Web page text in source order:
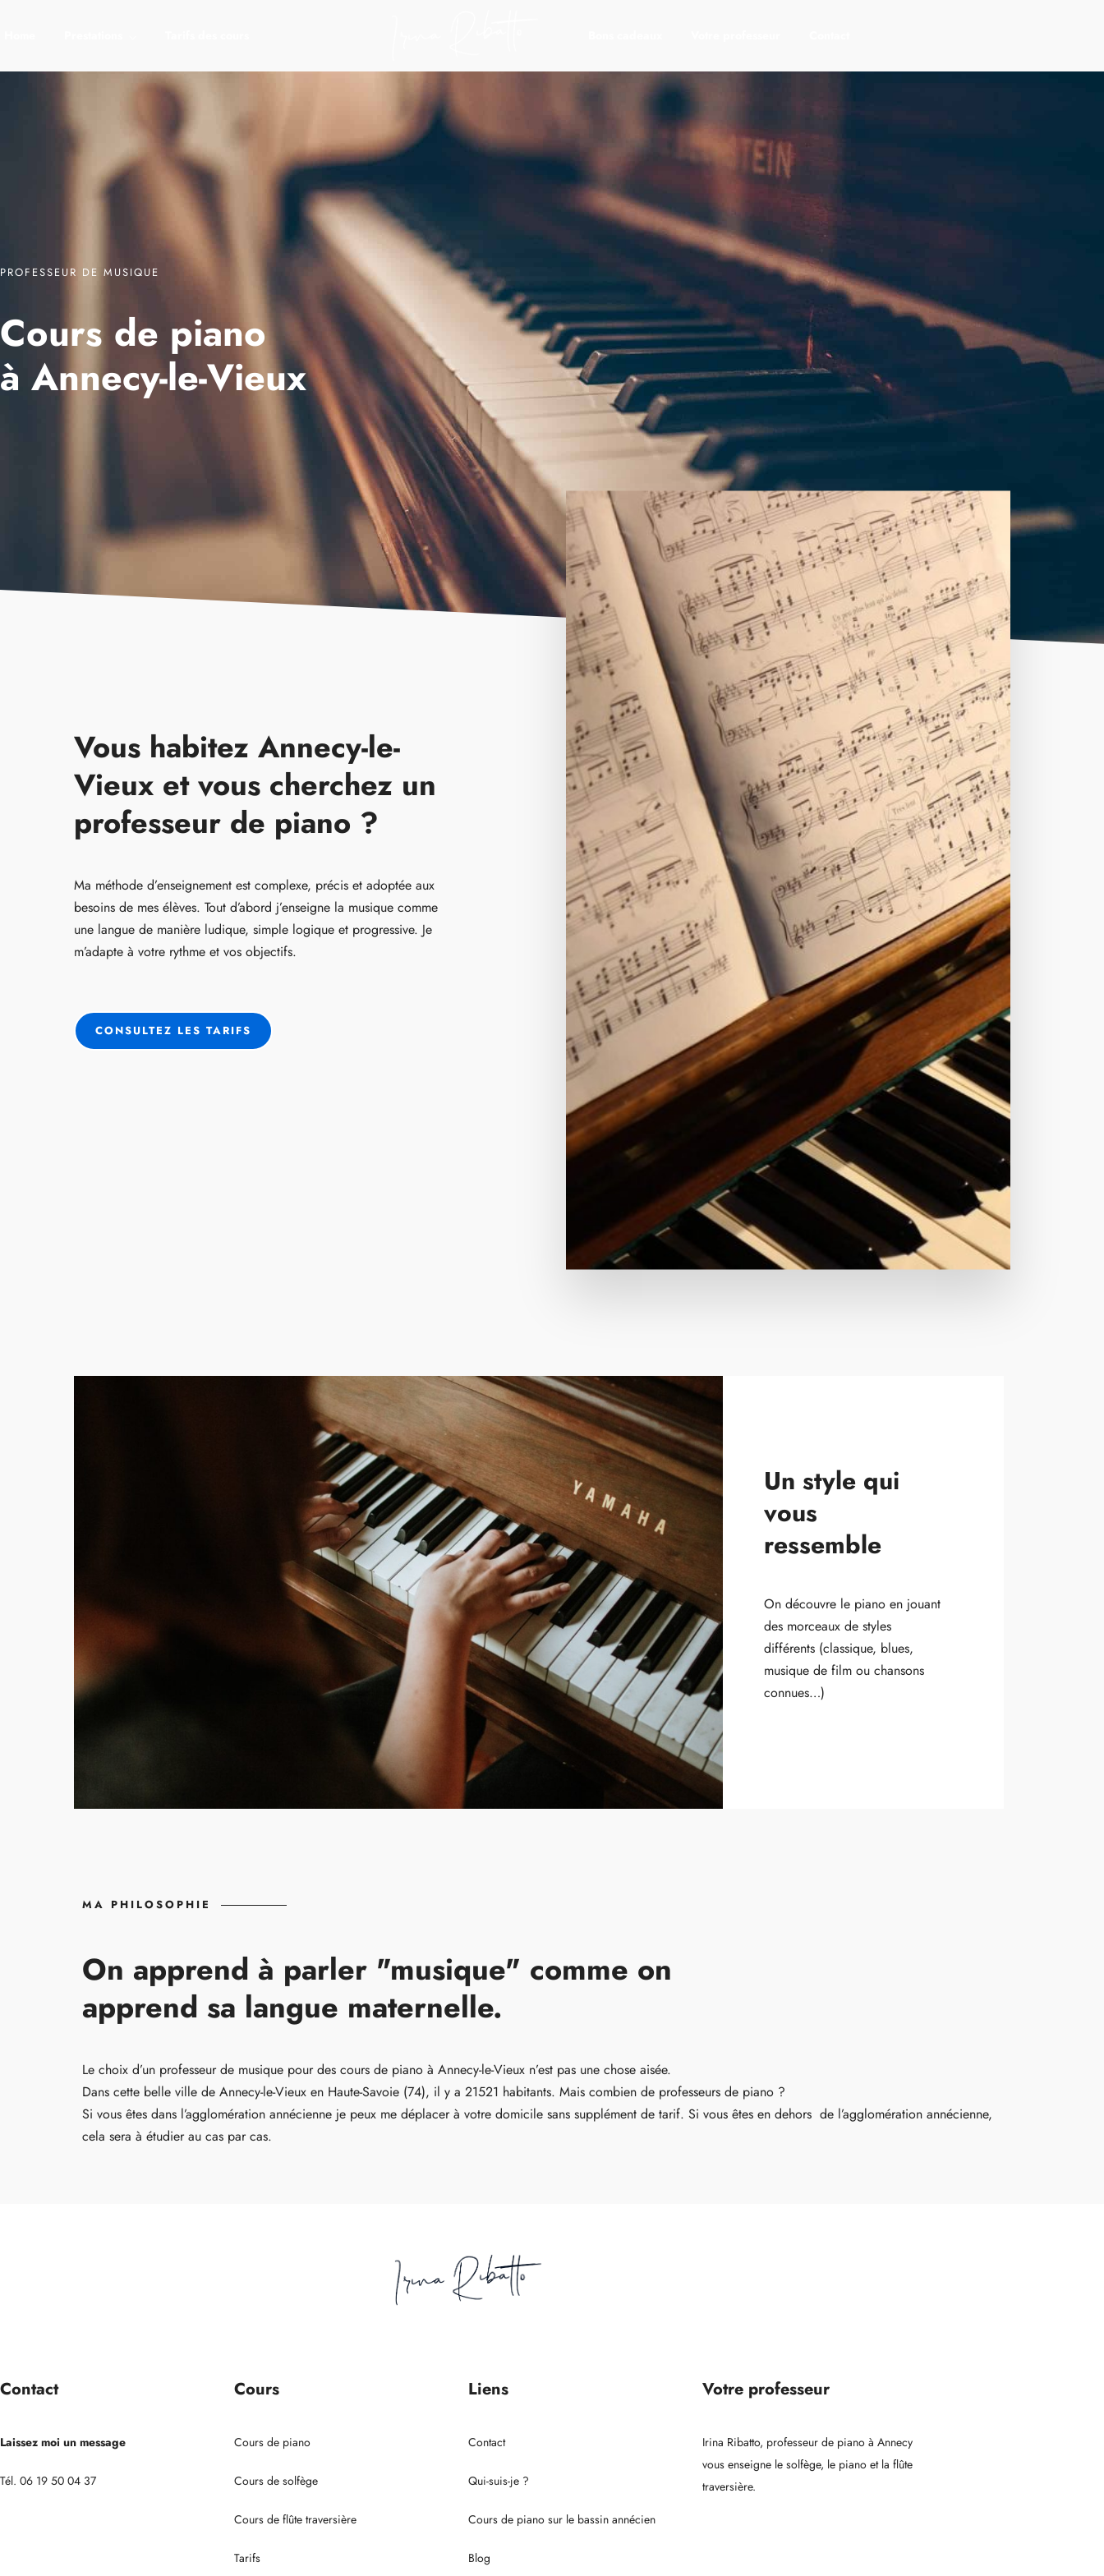
PROFESSEUR DE MUSIQUE
Cours de piano
à Annecy-le-Vieux
Vous habitez Annecy-le-
Vieux et vous cherchez un
professeur de piano ?
Ma méthode d’enseignement est complexe, précis et adoptée aux
besoins de mes élèves. Tout d’abord j’enseigne la musique comme
une langue de manière ludique, simple logique et progressive. Je
m’adapte à votre rythme et vos objectifs.
CONSULTEZ LES TARIFS
Un style qui
vous
ressemble
On découvre le piano en jouant
des morceaux de styles
différents (classique, blues,
musique de film ou chansons
connues…)
MA PHILOSOPHIE
On apprend à parler "musique" comme on
apprend sa langue maternelle.
Le choix d’un professeur de musique pour des cours de piano à Annecy-le-Vieux n’est pas une chose aisée.
Dans cette belle ville de Annecy-le-Vieux en Haute-Savoie (74), il y a 21521 habitants. Mais combien de professeurs de piano ?
Si vous êtes dans l’agglomération annécienne je peux me déplacer à votre domicile sans supplément de tarif. Si vous êtes en dehors de l’agglomération annécienne,
cela sera à étudier au cas par cas.
Contact
Laissez moi un message
Tél. 06 19 50 04 37
Cours
Cours de piano
Cours de solfège
Cours de flûte traversière
Tarifs
Liens
Contact
Qui-suis-je ?
Cours de piano sur le bassin annécien
Blog
Votre professeur
Irina Ribatto, professeur de piano à Annecy
vous enseigne le solfège, le piano et la flûte
traversière.